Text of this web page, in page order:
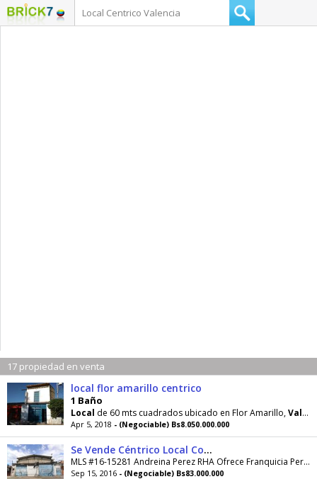
17 propiedad en venta
local flor amarillo centrico
1 Baño
Local de 60 mts cuadrados ubicado en Flor Amarillo,Valencia
Apr 5, 2018 - (Negociable) Bs8.050.000.000
Se Vende Céntrico Local Comercial
MLS #16-15281 Andreina Perez RHA Ofrece Franquicia Personal en Venta Excelente galpón ubicado en la zona industrial Morrillo de Pto Cabello...
Sep 15, 2016 - (Negociable) Bs83.000.000